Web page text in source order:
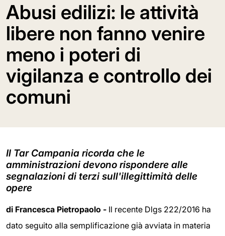
Abusi edilizi: le attività
libere non fanno venire
meno i poteri di
vigilanza e controllo dei
comuni
Il Tar Campania ricorda che le
amministrazioni devono rispondere alle
segnalazioni di terzi sull'illegittimità delle
opere
di Francesca Pietropaolo - Il recente Dlgs 222/2016 ha
dato seguito alla semplificazione già avviata in materia